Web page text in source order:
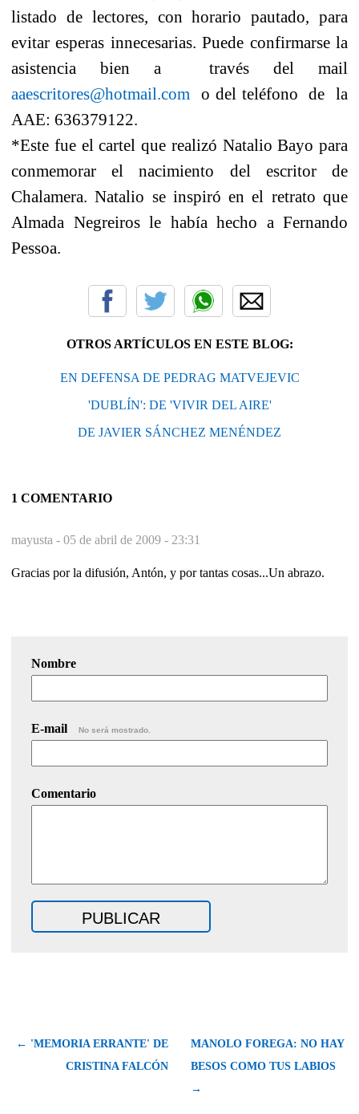
listado de lectores, con horario pautado, para
evitar esperas innecesarias. Puede confirmarse la
asistencia bien a través del mail
aaescritores@hotmail.com o del teléfono de la
AAE: 636379122.
*Este fue el cartel que realizó Natalio Bayo para
conmemorar el nacimiento del escritor de
Chalamera. Natalio se inspiró en el retrato que
Almada Negreiros le había hecho a Fernando
Pessoa.
OTROS ARTÍCULOS EN ESTE BLOG:
EN DEFENSA DE PEDRAG MATVEJEVIC
'DUBLÍN': DE 'VIVIR DEL AIRE'
DE JAVIER SÁNCHEZ MENÉNDEZ
1 COMENTARIO
mayusta - 05 de abril de 2009 - 23:31
Gracias por la difusión, Antón, y por tantas cosas...Un abrazo.
Nombre
E-mail No será mostrado.
Comentario
← 'MEMORIA ERRANTE' DE
CRISTINA FALCÓN
MANOLO FOREGA: NO HAY
BESOS COMO TUS LABIOS
→